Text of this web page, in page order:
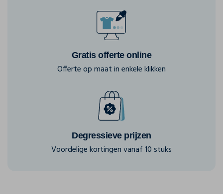
Gratis offerte online
Offerte op maat in enkele klikken
Degressieve prijzen
Voordelige kortingen vanaf 10 stuks